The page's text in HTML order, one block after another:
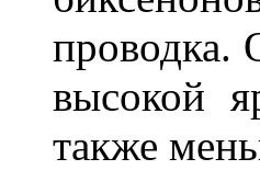
проводка.
высокой
также